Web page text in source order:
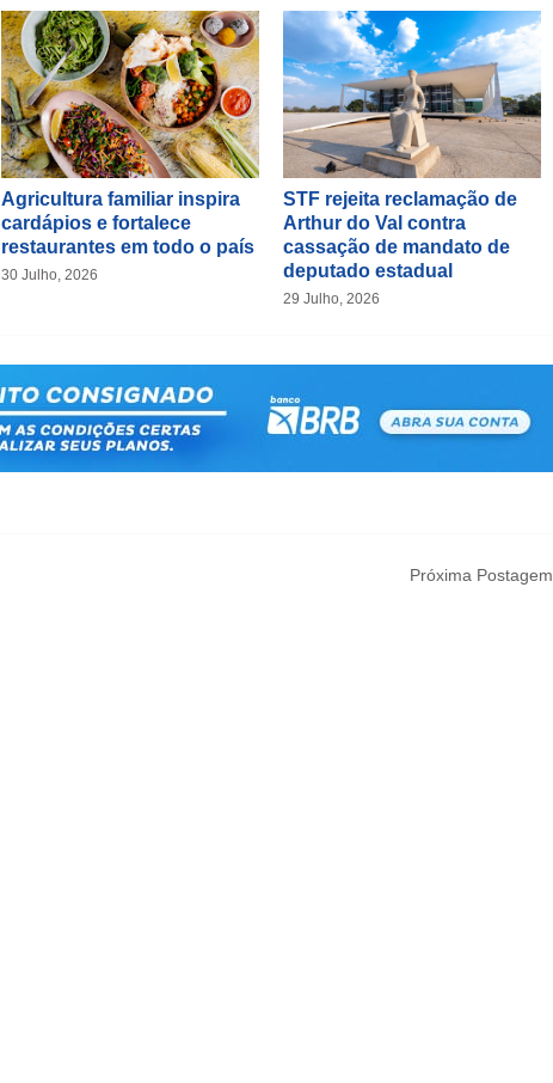
Agricultura familiar inspira
cardápios e fortalece
restaurantes em todo o país
30 Julho, 2026
STF rejeita reclamação de
Arthur do Val contra
cassação de mandato de
deputado estadual
29 Julho, 2026
Próxima Postagem